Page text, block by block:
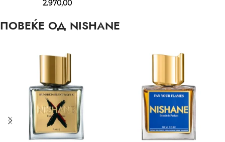
2.970,00
ПОВЕЌЕ ОД NISHANE